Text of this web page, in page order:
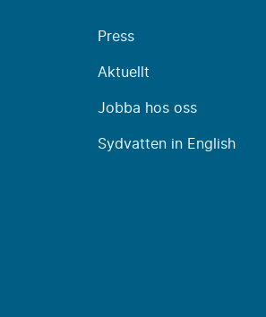
Press
Aktuellt
Jobba hos oss
Sydvatten in English